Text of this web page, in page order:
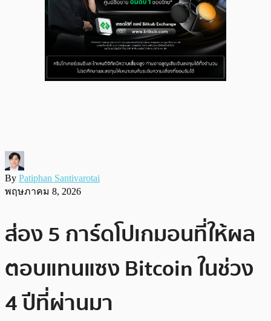
By Patiphan Santivarotai
พฤษภาคม 8, 2026
ส่อง 5 การ์ดโปเกมอนที่ให้ผล
ตอบแทนแซง Bitcoin ในช่วง
4 ปีที่ผ่านมา